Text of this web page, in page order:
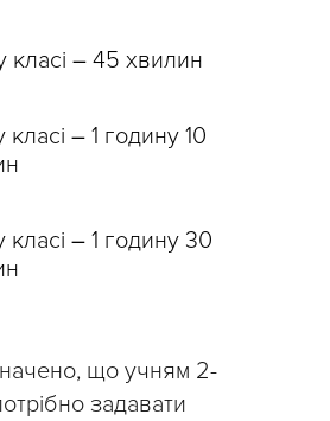
класі – 45 хвилин
класі – 1 годину 10
класі – 1 годину 30
що учням 2-
задавати